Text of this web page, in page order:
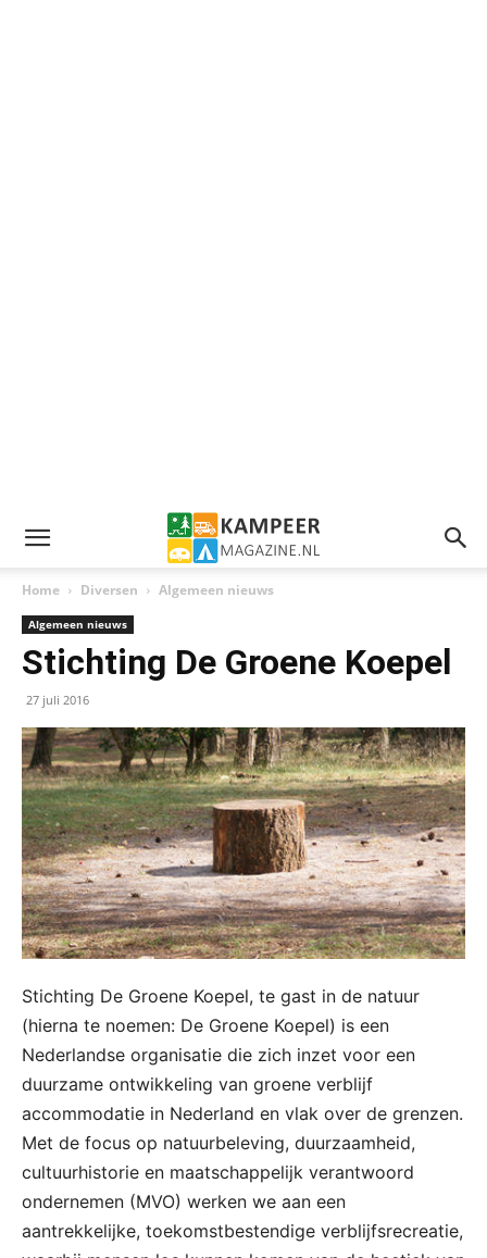
Home Diversen Algemeen nieuws
Algemeen nieuws
Stichting De Groene Koepel
27 juli 2016
Stichting De Groene Koepel, te gast in de natuur
(hierna te noemen: De Groene Koepel) is een
Nederlandse organisatie die zich inzet voor een
duurzame ontwikkeling van groene verblijf
accommodatie in Nederland en vlak over de grenzen.
Met de focus op natuurbeleving, duurzaamheid,
cultuurhistorie en maatschappelijk verantwoord
ondernemen (MVO) werken we aan een
aantrekkelijke, toekomstbestendige verblijfsrecreatie,